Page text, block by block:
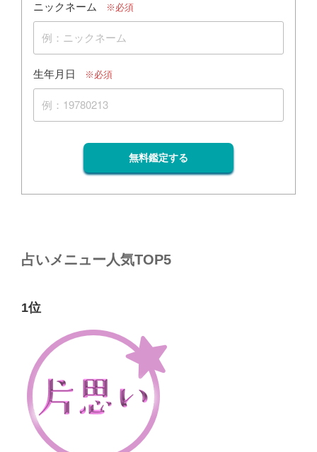
ニックネーム ※必須
生年月日 ※必須
無料鑑定する
占いメニュー人気TOP5
1位